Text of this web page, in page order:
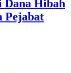
Dana Hibah
Pejabat